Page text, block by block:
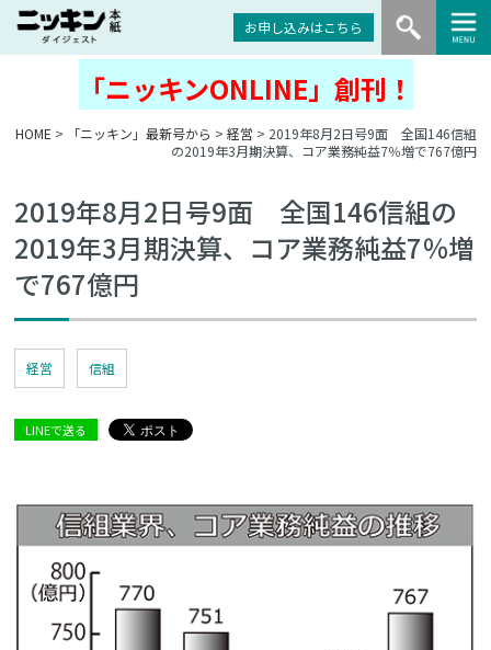
お申し込みはこちら
「ニッキンONLINE」創刊！
HOME > 「ニッキン」最新号から > 経営 > 2019年8月2日号9面 全国146信組
の2019年3月期決算、コア業務純益7％増で767億円
2019年8月2日号9面 全国146信組の
2019年3月期決算、コア業務純益7％増
で767億円
経営 信組
LINEで送る